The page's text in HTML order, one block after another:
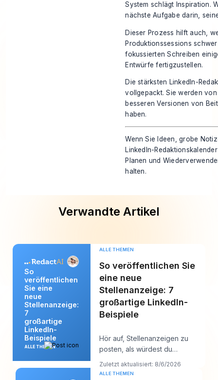
System schlägt Inspiration.
nächste Aufgabe darin,
Dieser Prozess hilft auch,
Produktionssessions
fokussierten Schreiben
Entwürfe fertigzustellen.
Die stärksten LinkedIn-
vollgepackt. Sie werden
besseren Versionen von
haben.
Wenn Sie Ideen, grobe
LinkedIn-
Planen und
halten.
Verwandte Artikel
So
veröffentlichen
Sie eine
neue
Stellenanzeige:
7
großartige
LinkedIn-
Beispiele
ALLE THEMEN
ALLE THEMEN
So veröffentlichen Sie
eine neue
Stellenanzeige: 7
großartige LinkedIn-
Beispiele
Hör auf, Stellenanzeigen zu
posten, als würdest du
Papierkram einreichen, und fang
an, sie so zu sch
Zuletzt aktualisiert: 8/6/2026
ALLE THEMEN